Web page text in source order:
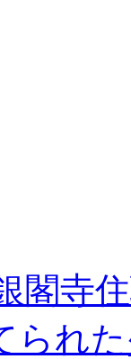
閣寺
られ